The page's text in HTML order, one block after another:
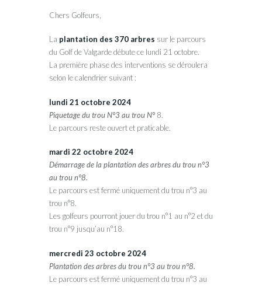
Chers Golfeurs,
La plantation des 370 arbres sur le parcours
du Golf de Valgarde débute ce lundi 21 octobre.
La première phase des interventions se déroulera
selon le calendrier suivant :
lundi 21 octobre 2024
Piquetage du trou N°3 au trou N° 8.
Le parcours reste ouvert et praticable.
mardi 22 octobre 2024
Démarrage de la plantation des arbres du trou n°3
au trou n°8.
Le parcours est fermé uniquement du trou n°3 au
trou n°8.
Les golfeurs pourront jouer du trou n°1 au n°2 et du
trou n°9 jusqu’au n°18.
mercredi 23 octobre 2024
Plantation des arbres du trou n°3 au trou n°8.
Le parcours est fermé uniquement du trou n°3 au